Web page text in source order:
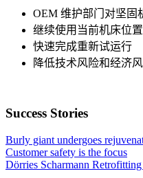
OEM 维护部门对坚固
继续使用当前机床位置
快速完成重新试运行
降低技术风险和经济
Success Stories
Burly giant undergoes
Customer safety is the focus
Dörries Scharmann